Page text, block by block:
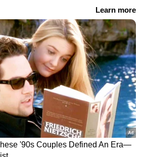
ലോകമെമ്പാടുമുള്ള എല്ലാ
എപ്പോഴും ഏഷ്യാനെറ്റ്
Malayalam News
ആഴത്തിലുള്ള
റിപ്പോർട്ടിംഗും —
സ്ഥലത്ത്. ഏത് സമയത്തും,
വാർത്തകൾ
News Malayalam